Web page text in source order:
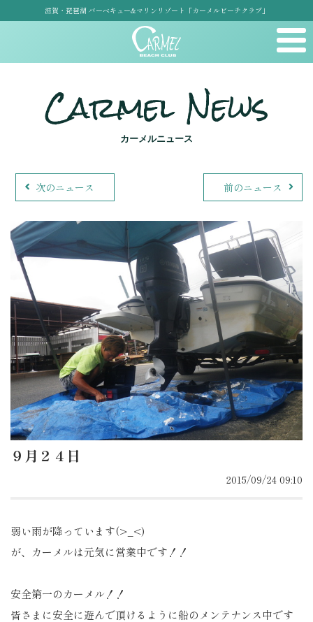
滋賀・琵琶湖 バーベキュー&マリンリゾート「カーメルビーチクラブ」
Carmel News
カーメルニュース
次のニュース 前のニュース
９月２４日
2015/09/24 09:10
弱い雨が降っています(>_<)
が、カーメルは元気に営業中です！！
安全第一のカーメル！！
皆さまに安全に遊んで頂けるように船のメンテナンス中です